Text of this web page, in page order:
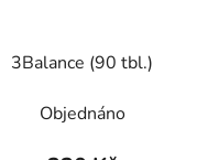
3Balance (90 tbl.)
Objednáno